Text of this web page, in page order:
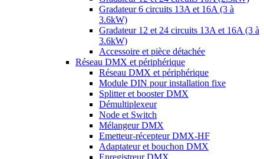
Gradateur 6 circuits 13A et 16A (3 à
3.6kW)
Gradateur 12 et 24 circuits 13A et 16A (3 à
3.6kW)
Accessoire et pièce détachée
Réseau DMX et périphérique
Réseau DMX et périphérique
Module DIN pour installation fixe
Splitter et booster DMX
Démultiplexeur
Node et Switch
Mélangeur DMX
Emetteur-récepteur DMX-HF
Adaptateur et bouchon DMX
Enregistreur DMX